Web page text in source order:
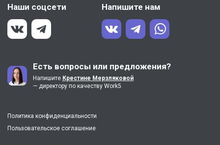
Наши соцсети Напишите нам
Есть вопросы или предложения?
Напишите Крестине Мерзляковой
— директору по качеству Work5
Политика конфиденциальности
Пользовательское соглашение